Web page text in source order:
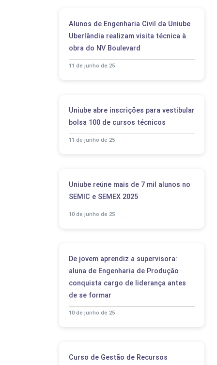
Alunos de Engenharia Civil da Uniube
Uberlândia realizam visita técnica à
obra do NV Boulevard
11 de junho de 25
Uniube abre inscrições para vestibular
bolsa 100 de cursos técnicos
11 de junho de 25
Uniube reúne mais de 7 mil alunos no
SEMIC e SEMEX 2025
10 de junho de 25
De jovem aprendiz a supervisora:
aluna de Engenharia de Produção
conquista cargo de liderança antes
de se formar
10 de junho de 25
Curso de Gestão de Recursos